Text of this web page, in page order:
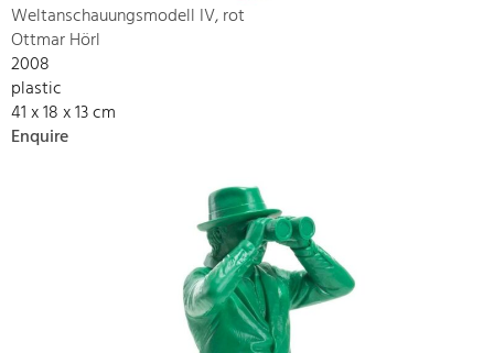
Weltanschauungsmodell IV, rot
Ottmar Hörl
2008
plastic
41 x 18 x 13 cm
Enquire